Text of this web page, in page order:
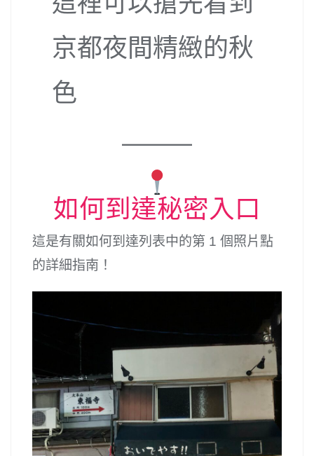
京都夜間精緻的秋
色
如何到達秘密入口
這是有關如何到達列表中的第 1 個照片點
的詳細指南！